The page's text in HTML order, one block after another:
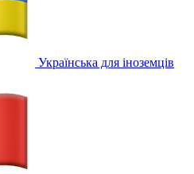
Українська для іноземців